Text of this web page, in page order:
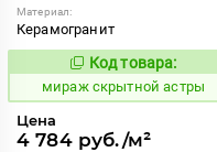
Материал:
Керамогранит
995706
Код товара:
мираж скрытной астры
Цена
4 784 руб./м²